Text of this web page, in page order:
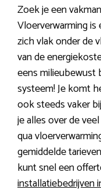
Zoek je een
Vloerverwarming
zich vlak onder de
van de
eens milieubewust
systeem! Je komt
ook steeds vaker
je alles over de
qua
gemiddelde
kunt snel een
installatiebedrijven